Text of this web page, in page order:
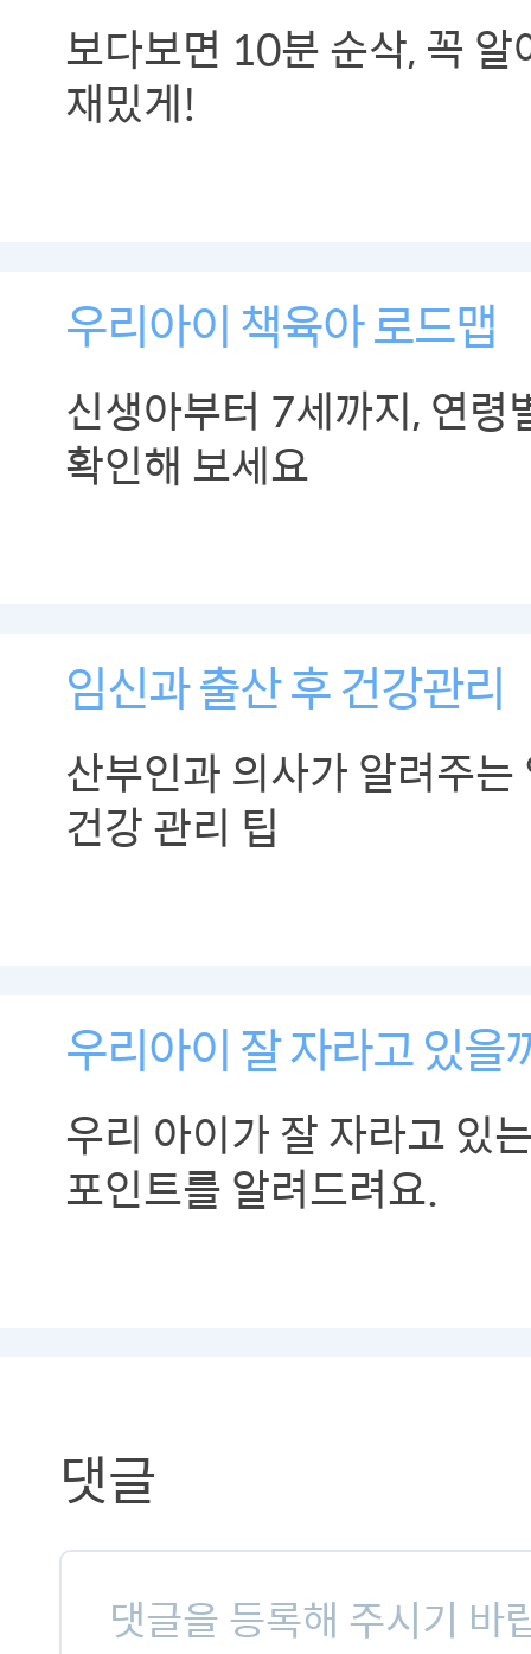
보다보면 10분 순삭, 꼭 알
재밌게!
우리아이 책육아 로드맵
신생아부터 7세까지, 연령
확인해 보세요
임신과 출산 후 건강관리
산부인과 의사가 알려주는
건강 관리 팁
우리아이 잘 자라고 있을
우리 아이가 잘 자라고 있
포인트를 알려드려요.
댓글